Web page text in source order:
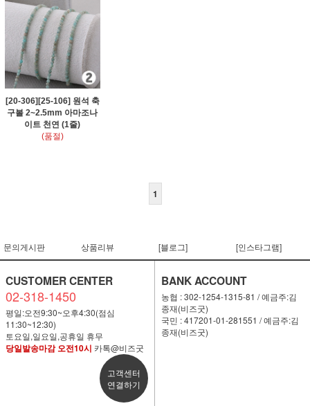
[20-306][25-106] 원석 축
구볼 2~2.5mm 아마조나
이트 천연 (1줄)
(품절)
1
문의게시판 상품리뷰 [블로그] [인스타그램]
CUSTOMER CENTER
02-318-1450
평일:오전9:30~오후4:30(점심
11:30~12:30)
토요일,일요일,공휴일 휴무
당일발송마감 오전10시 카톡@비즈굿
고객센터
연결하기
BANK ACCOUNT
농협 : 302-1254-1315-81 / 예금주:김
종재(비즈굿)
국민 : 417201-01-281551 / 예금주:김
종재(비즈굿)